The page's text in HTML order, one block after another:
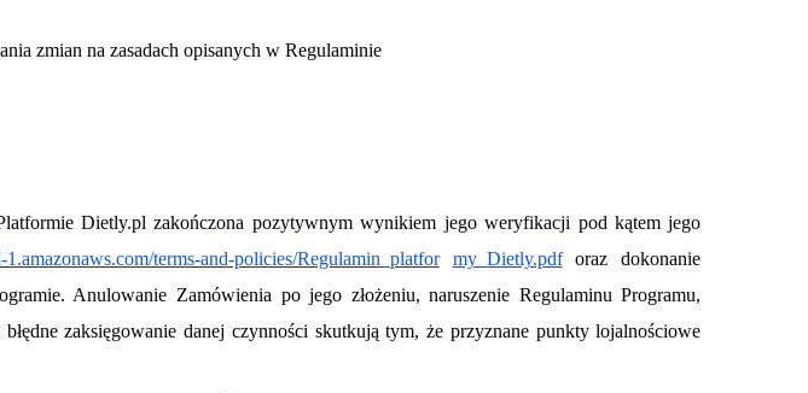
zmian na zasadach opisanych w Regulaminie
Dietly.pl zakończona pozytywnym wynikiem jego weryfikacji pod kątem jego
1.amazonaws.com/terms-and-policies/Regulamin_platfor my_Dietly.pdf
oraz dokonanie
Anulowanie Zamówienia po jego złożeniu, naruszenie Regulaminu Programu,
zaksięgowanie danej czynności skutkują tym, że przyznane punkty lojalnościowe